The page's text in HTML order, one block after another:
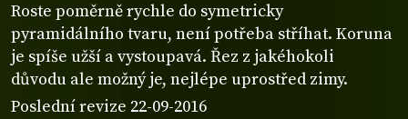
Roste poměrně rychle do symetricky
pyramidálního tvaru, není potřeba stříhat. Koruna
je spíše užší a vystoupavá. Řez z jakéhokoli
důvodu ale možný je, nejlépe uprostřed zimy.
Poslední revize 22-09-2016